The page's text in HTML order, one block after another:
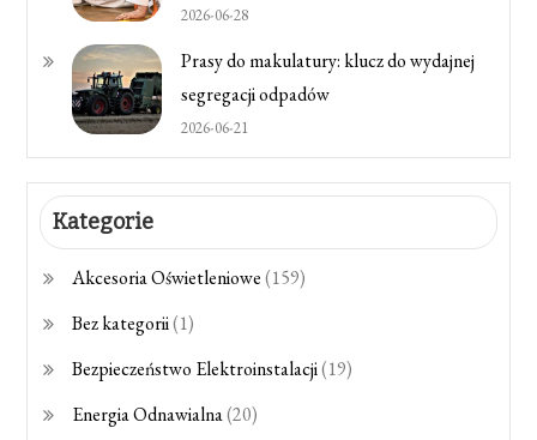
2026-06-28
Prasy do makulatury: klucz do wydajnej
segregacji odpadów
2026-06-21
Kategorie
Akcesoria Oświetleniowe(159)
Bez kategorii(1)
Bezpieczeństwo Elektroinstalacji(19)
Energia Odnawialna(20)